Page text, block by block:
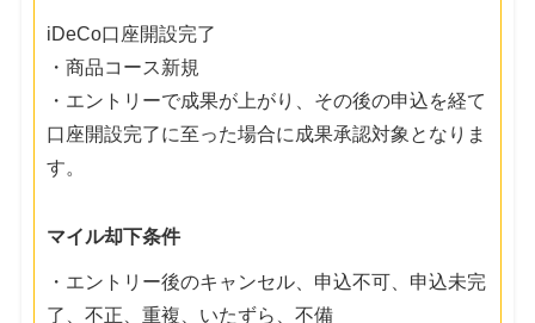
iDeCo口座開設完了
・商品コース新規
・エントリーで成果が上がり、その後の申込を経て
口座開設完了に至った場合に成果承認対象となりま
す。
マイル却下条件
・エントリー後のキャンセル、申込不可、申込未完
了、不正、重複、いたずら、不備